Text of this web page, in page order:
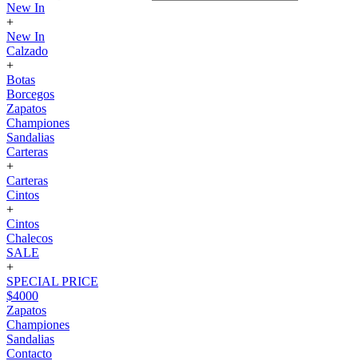
New In
+
New In
Calzado
+
Botas
Borcegos
Zapatos
Championes
Sandalias
Carteras
+
Carteras
Cintos
+
Cintos
Chalecos
SALE
+
SPECIAL PRICE
$4000
Zapatos
Championes
Sandalias
Contacto